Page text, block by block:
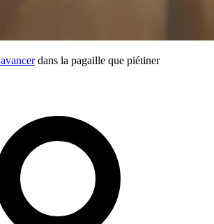
avancerdans la pagaille que piétiner